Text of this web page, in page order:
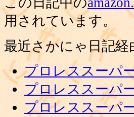
用されています。
最近さかにゃ日記
プロレススーパ
プロレススーパ
プロレススーパ